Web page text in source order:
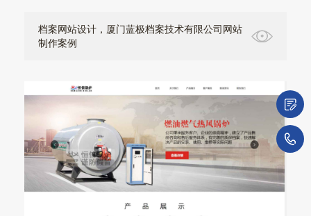
档案网站设计，厦门蓝极档案技术有限公司网站
制作案例